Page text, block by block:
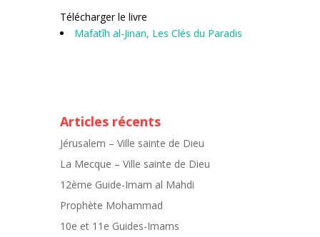
Télécharger le livre
Mafatîh al-Jinan, Les Clés du Paradis
Articles récents
Jérusalem – Ville sainte de Dieu
La Mecque – Ville sainte de Dieu
12ème Guide-Imam al Mahdi
Prophète Mohammad
10e et 11e Guides-Imams